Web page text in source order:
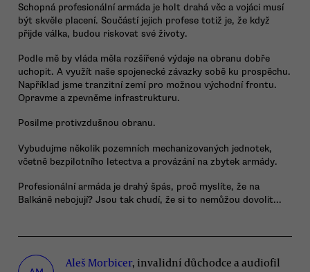
Schopná profesionální armáda je holt drahá věc a vojáci musí
být skvěle placení. Součástí jejich profese totiž je, že když
přijde válka, budou riskovat své životy.
Podle mě by vláda měla rozšířené výdaje na obranu dobře
uchopit. A využít naše spojenecké závazky sobě ku prospěchu.
Například jsme tranzitní zemí pro možnou východní frontu.
Opravme a zpevněme infrastrukturu.
Posilme protivzdušnou obranu.
Vybudujme několik pozemních mechanizovaných jednotek,
včetně bezpilotního letectva a provázání na zbytek armády.
Profesionální armáda je drahý špás, proč myslíte, že na
Balkáně nebojují? Jsou tak chudí, že si to nemůžou dovolit...
Aleš Morbicer, invalidní důchodce a audiofil